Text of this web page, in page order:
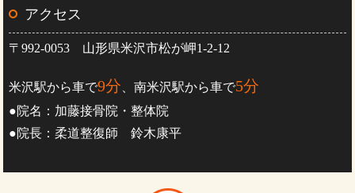
アクセス
〒992-0053 山形県米沢市松が岬1-2-12
米沢駅から車で9分 、南米沢駅から車で5分
●院名：加藤接骨院・整体院
●院長：柔道整復師 鈴木康平